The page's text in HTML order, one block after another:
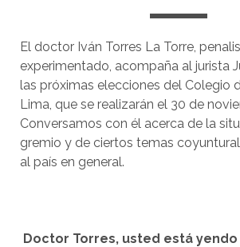
El doctor Iván Torres La Torre,
experimentado, acompaña al jurista
las próximas elecciones del Colegio
Lima, que se realizarán el 30 de
Conversamos con él acerca de la
gremio y de ciertos temas
al país en general.
Doctor Torres, usted está